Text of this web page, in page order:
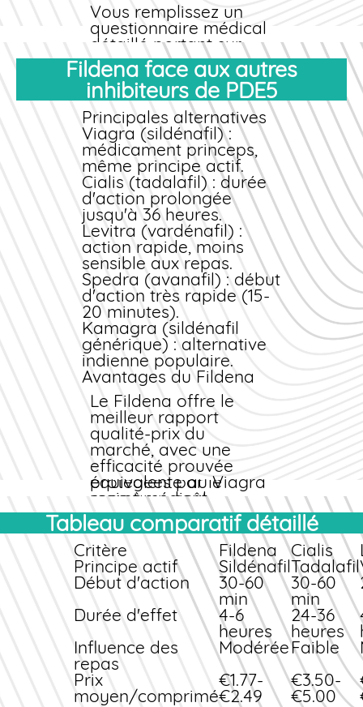
Vous remplissez un
questionnaire médical
détaillé portant sur
vos antécédents
cardiaques, vos
traitements actuels,
vos allergies et vos
facteurs de risque. Un
médecin partenaire
analyse votre dossier
sous 24 heures et
délivre une
ordonnance
électronique si votre
profil le permet. Vous
pouvez alors
commanderFildena
sans ordonnance
papier préalable, tout
en restant dans le
cadre légal.
Confidentialité médicale
Toutes les données de
santé sont hébergées
sur des serveurs
certifiés HDS
(Hébergeur de
Données de Santé) et
protégées par le
secret médical.
Aucune information
personnelle n'est
transmise à des tiers.
Fildena face aux autres
inhibiteurs de PDE5
Principales alternatives
Viagra (sildénafil):
médicament princeps,
même principe actif.
Cialis (tadalafil) : durée
d'action prolongée
jusqu'à 36 heures.
Levitra (vardénafil) :
action rapide, moins
sensible aux repas.
Spedra (avanafil) : début
d'action très rapide (15-
20 minutes).
Kamagra (sildénafil
générique) : alternative
indienne populaire.
Avantages du Fildena
Le Fildena offre le
meilleur rapport
qualité-prix du
marché, avec une
efficacité prouvée
équivalente au Viagra
mais à un coût
nettement inférieur.
Son profil de tolérance
est bien documenté et
sa disponibilité en
multiples dosages
permet une
personnalisation
optimale du
traitement.
Tableau comparatif détaillé
Critère Fildena Cialis
Principe actif SildénafilTadalafil
Début d'action 30-60
min
30-60
min
Durée d'effet
4-6
heures
24-36
heures
Influence des
repas
ModéréeFaible
Prix
moyen/comprimé
€1.77-
€2.49
€3.50-
€5.00